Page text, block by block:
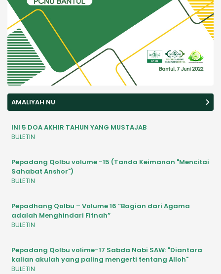
AMALIYAH NU
INI 5 DOA AKHIR TAHUN YANG MUSTAJAB
BULETIN
Pepadang Qolbu volume -15 (Tanda Keimanan "Mencitai
Sahabat Anshor")
BULETIN
Pepadhang Qolbu – Volume 16 “Bagian dari Agama
adalah Menghindari Fitnah”
BULETIN
Pepadang Qolbu volime-17 Sabda Nabi SAW: "Diantara
kalian akulah yang paling mengerti tentang Alloh"
BULETIN